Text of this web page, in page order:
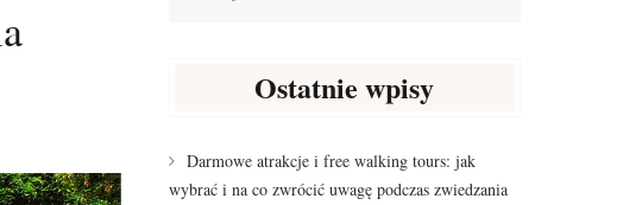
Ostatnie wpisy
Darmowe atrakcje i free walking tours: jak
wybrać i na co zwrócić uwagę podczas zwiedzania